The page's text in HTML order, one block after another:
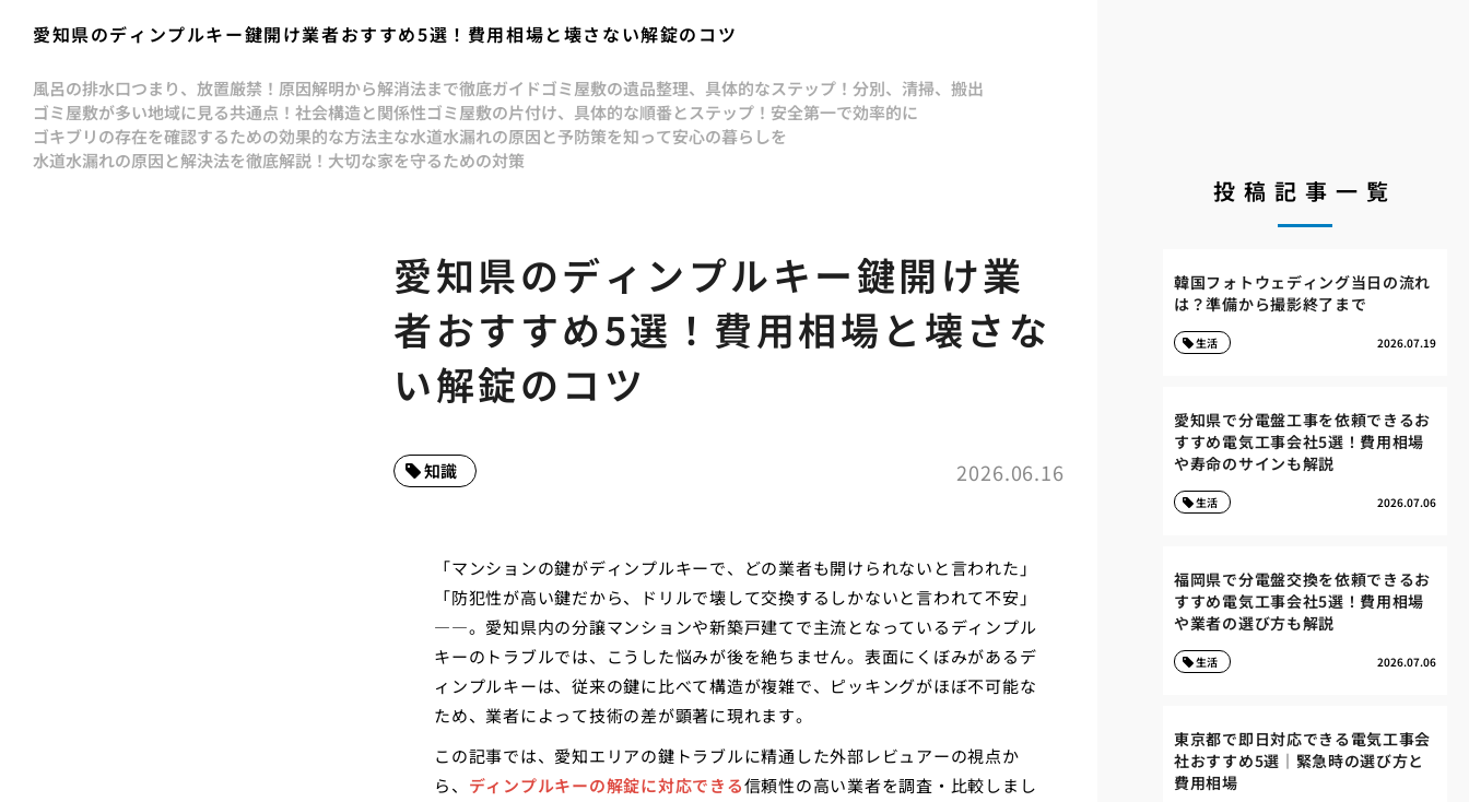
愛知県のディンプルキー鍵開け業者おすすめ5選！費用相場と壊さない解錠のコツ
風呂の排水口つまり、放置厳禁！原因解明から解消法まで徹底ガイドゴミ屋敷の遺品整理、具体的なステップ！分別、清掃、搬出
ゴミ屋敷が多い地域に見る共通点！社会構造と関係性ゴミ屋敷の片付け、具体的な順番とステップ！安全第一で効率的に
ゴキブリの存在を確認するための効果的な方法主な水道水漏れの原因と予防策を知って安心の暮らしを
水道水漏れの原因と解決法を徹底解説！大切な家を守るための対策
愛知県のディンプルキー鍵開け業
者おすすめ5選！費用相場と壊さな
い解錠のコツ
2026.06.16
知識
「マンションの鍵がディンプルキーで、どの業者も開けられないと言われた」
「防犯性が高い鍵だから、ドリルで壊して交換するしかないと言われて不安」
――。愛知県内の分譲マンションや新築戸建てで主流となっているディンプル
キーのトラブルでは、こうした悩みが後を絶ちません。表面にくぼみがあるデ
ィンプルキーは、従来の鍵に比べて構造が複雑で、ピッキングがほぼ不可能な
ため、業者によって技術の差が顕著に現れます。
この記事では、愛知エリアの鍵トラブルに精通した外部レビュアーの視点か
ら、 ディンプルキーの解錠に対応できる信頼性の高い業者を調査・比較しまし
投稿記事一覧
韓国フォトウェディング当日の流れ
は？準備から撮影終了まで
2026.07.19
生活
愛知県で分電盤工事を依頼できるお
すすめ電気工事会社5選！費用相場
や寿命のサインも解説
2026.07.06
生活
福岡県で分電盤交換を依頼できるお
すすめ電気工事会社5選！費用相場
や業者の選び方も解説
2026.07.06
生活
東京都で即日対応できる電気工事会
社おすすめ5選｜緊急時の選び方と
費用相場